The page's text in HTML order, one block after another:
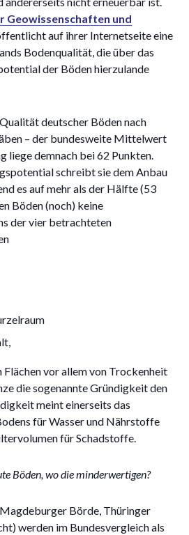
Geowissenschaften und
auf ihrer Internetseite eine
Bodenqualität, die über das
der Böden hierzulande
deutscher Böden nach
– der bundesweite Mittelwert
liege demnach bei 62 Punkten.
schreibt sie dem Anbau
es auf mehr als der Hälfte (53
Böden (noch) keine
der vier betrachteten
Flächen vor allem von Trockenheit
die sogenannte Gründigkeit den
meint einerseits das
für Wasser und Nährstoffe
für Schadstoffe.
Böden, wo die minderwertigen?
Börde, Thüringer
werden im Bundesvergleich als